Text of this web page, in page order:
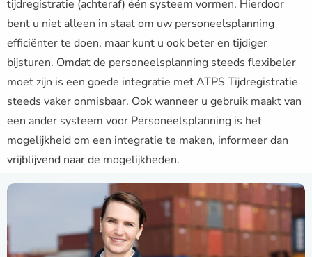
tijdregistratie (achteraf) één systeem vormen. Hierdoor
bent u niet alleen in staat om uw personeelsplanning
efficiënter te doen, maar kunt u ook beter en tijdiger
bijsturen. Omdat de personeelsplanning steeds flexibeler
moet zijn is een goede integratie met ATPS Tijdregistratie
steeds vaker onmisbaar. Ook wanneer u gebruik maakt van
een ander systeem voor Personeelsplanning is het
mogelijkheid om een integratie te maken, informeer dan
vrijblijvend naar de mogelijkheden.